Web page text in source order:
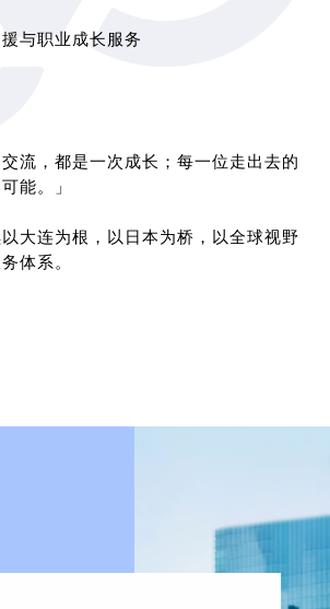
与职业成长服务
交流，都是一次成长；每一位走出去的
能。」
大连为根，以日本为桥，以全球视野
体系。